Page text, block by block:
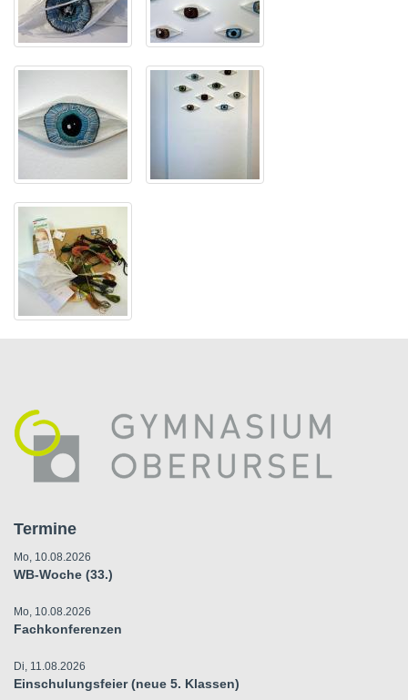
Termine
Mo, 10.08.2026
WB-Woche (33.)
Mo, 10.08.2026
Fachkonferenzen
Di, 11.08.2026
Einschulungsfeier (neue 5. Klassen)